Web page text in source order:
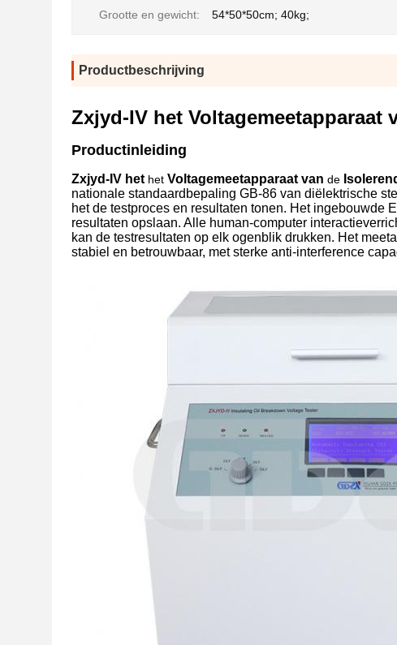
Grootte en gewicht: 54*50*50cm; 40kg;
Productbeschrijving
Zxjyd-IV het Voltagemeetapparaat
Productinleiding
Zxjyd-IV het het Voltagemeetapparaat van de
nationale standaardbepaling GB-86 van diëlektrische
het de testproces en resultaten tonen. Het ingebouwde
resultaten opslaan. Alle human-computer
kan de testresultaten op elk ogenblik drukken. Het
stabiel en betrouwbaar, met sterke anti-interference